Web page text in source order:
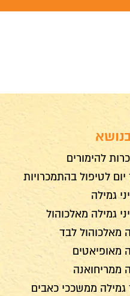
להימורים
יום לטיפול בהתמכרויות
גמילה
גמילה מאלכוהול
מאלכוהול לבד
מאופיאטים
ממריחואנה
גמילה ממשככי כאבים